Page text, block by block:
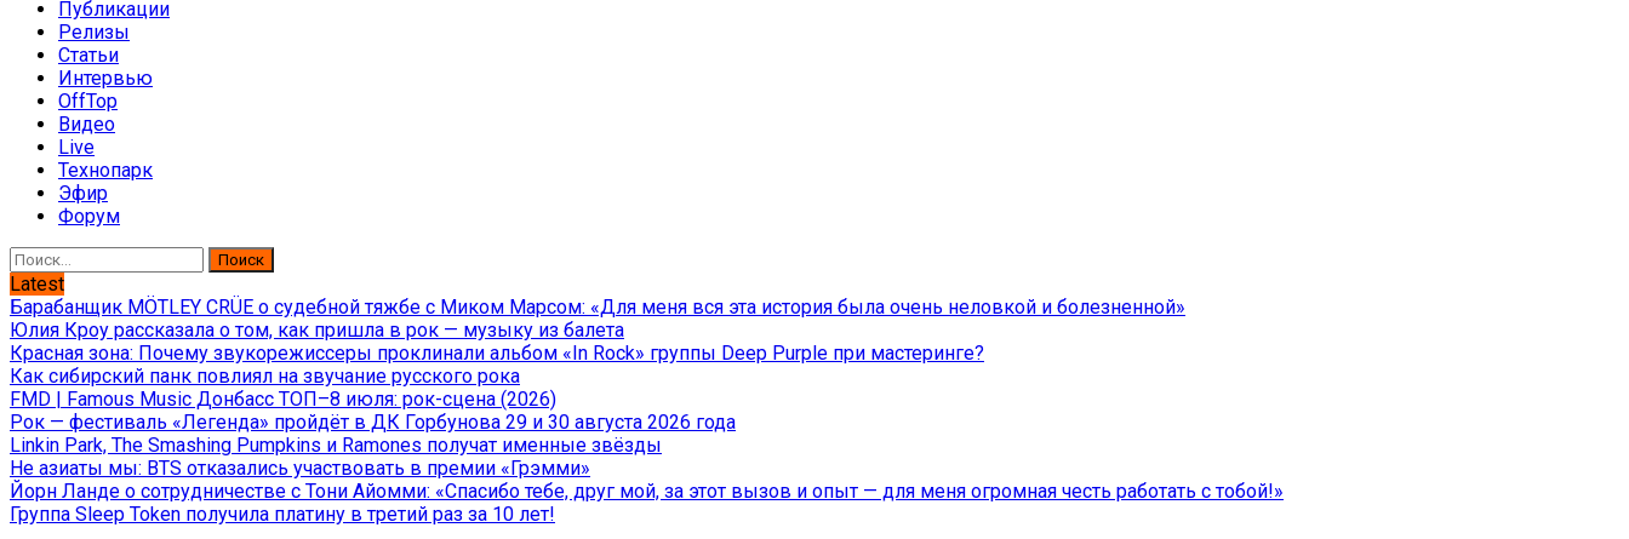
Публикации
Релизы
Статьи
Интервью
OffTop
Видео
Live
Технопарк
Эфир
Форум
Найти:
Latest
Барабанщик MÖTLEY CRÜE о судебной тяжбе с Миком Марсом: «Для меня вся эта история была очень неловкой и болезненной»
Юлия Кроу рассказала о том, как пришла в рок — музыку из балета
Красная зона: Почему звукорежиссеры проклинали альбом «In Rock» группы Deep Purple при мастеринге?
Как сибирский панк повлиял на звучание русского рока
FMD | Famous Music Донбасс ТОП–8 июля: рок-сцена (2026)
Рок — фестиваль «Легенда» пройдёт в ДК Горбунова 29 и 30 августа 2026 года
Linkin Park, The Smashing Pumpkins и Ramones получат именные звёзды
Не азиаты мы: BTS отказались участвовать в премии «Грэмми»
Йорн Ланде о сотрудничестве с Тони Айомми: «Спасибо тебе, друг мой, за этот вызов и опыт — для меня огромная честь работать с тобой!»
Группа Sleep Token получила платину в третий раз за 10 лет!